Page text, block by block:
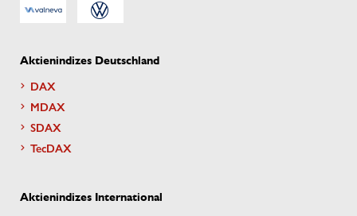
Aktienindizes Deutschland
DAX
MDAX
SDAX
TecDAX
Aktienindizes International